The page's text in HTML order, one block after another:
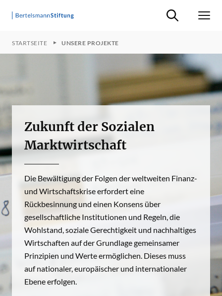
Suche ein-/
STARTSEITE UNSERE PROJEKTE
Zukunft der Sozialen
Marktwirtschaft
Die Bewältigung der Folgen der weltweiten Finanz-
und Wirtschaftskrise erfordert eine
Rückbesinnung und einen Konsens über
gesellschaftliche Institutionen und Regeln, die
Wohlstand, soziale Gerechtigkeit und nachhaltiges
Wirtschaften auf der Grundlage gemeinsamer
Prinzipien und Werte ermöglichen. Dieses muss
auf nationaler, europäischer und internationaler
Ebene erfolgen.